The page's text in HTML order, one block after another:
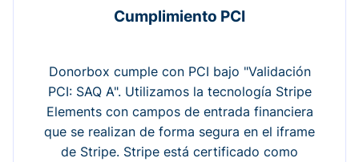
Cumplimiento PCI
Donorbox cumple con PCI bajo "Validación
PCI: SAQ A". Utilizamos la tecnología Stripe
Elements con campos de entrada financiera
que se realizan de forma segura en el iframe
de Stripe. Stripe está certificado como